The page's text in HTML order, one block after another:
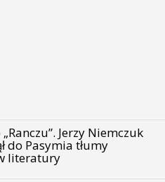
Jerzy Niemczuk
do Pasymia tłumy
literatury